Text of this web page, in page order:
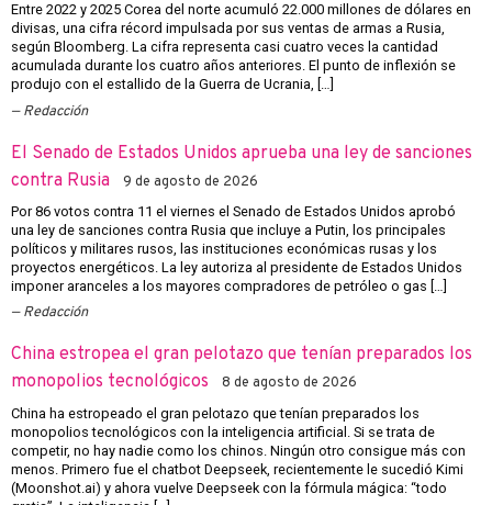
Entre 2022 y 2025 Corea del norte acumuló 22.000 millones de dólares en
divisas, una cifra récord impulsada por sus ventas de armas a Rusia,
según Bloomberg. La cifra representa casi cuatro veces la cantidad
acumulada durante los cuatro años anteriores. El punto de inflexión se
produjo con el estallido de la Guerra de Ucrania, […]
Redacción
El Senado de Estados Unidos aprueba una ley de sanciones
contra Rusia
9 de agosto de 2026
Por 86 votos contra 11 el viernes el Senado de Estados Unidos aprobó
una ley de sanciones contra Rusia que incluye a Putin, los principales
políticos y militares rusos, las instituciones económicas rusas y los
proyectos energéticos. La ley autoriza al presidente de Estados Unidos
imponer aranceles a los mayores compradores de petróleo o gas […]
Redacción
China estropea el gran pelotazo que tenían preparados los
monopolios tecnológicos
8 de agosto de 2026
China ha estropeado el gran pelotazo que tenían preparados los
monopolios tecnológicos con la inteligencia artificial. Si se trata de
competir, no hay nadie como los chinos. Ningún otro consigue más con
menos. Primero fue el chatbot Deepseek, recientemente le sucedió Kimi
(Moonshot.ai) y ahora vuelve Deepseek con la fórmula mágica: “todo